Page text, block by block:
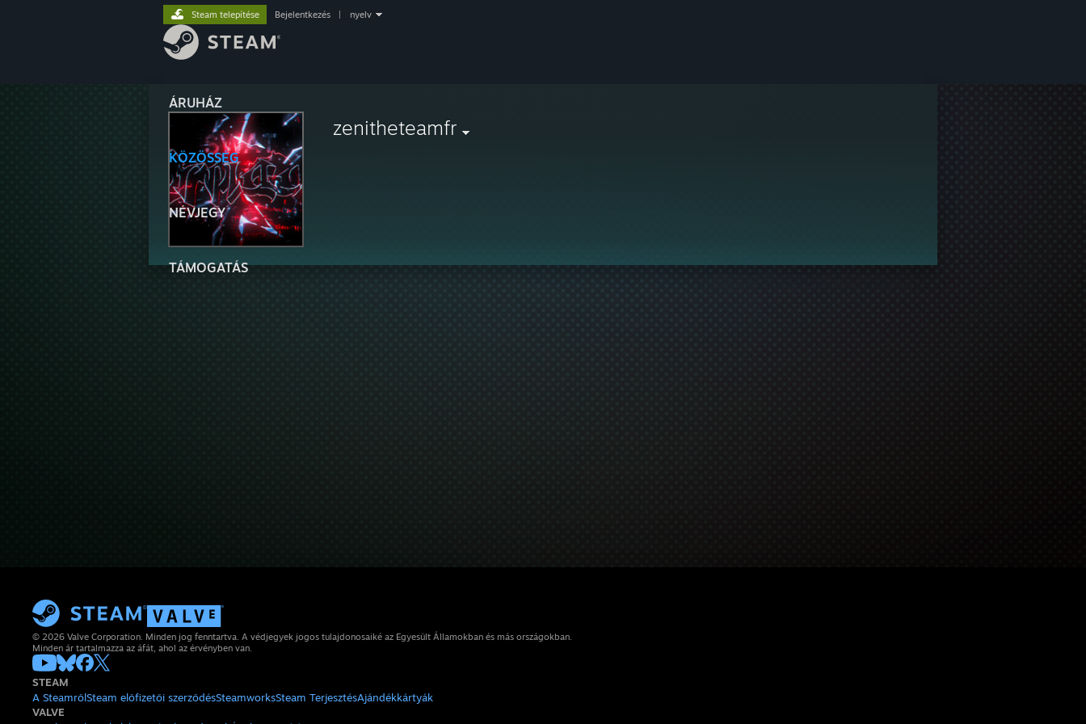
ÁRUHÁZ
KÖZÖSSÉG
NÉVJEGY
TÁMOGATÁS
Steam telepítése Bejelentkezés nyelv
zenitheteamfr
© 2026 Valve Corporation. Minden jog fenntartva. A védjegyek jogos tulajdonosaiké az Egyesült Államokban és más országokban.
Minden ár tartalmazza az áfát, ahol az érvényben van.
STEAM
A SteamrőlSteam előfizetői szerződésSteamworksSteam TerjesztésAjándékkártyák
VALVE